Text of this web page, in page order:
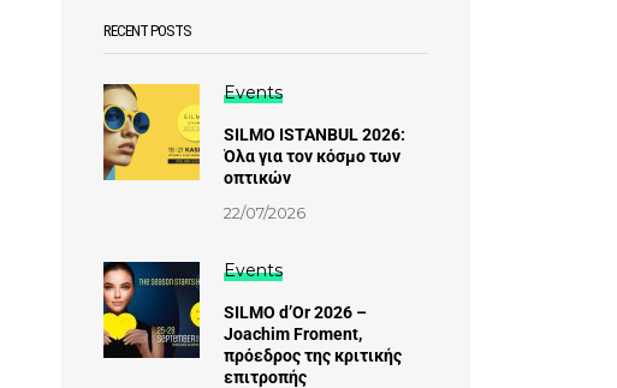
RECENT POSTS
Events
SILMO ISTANBUL 2026:
Όλα για τον κόσμο των
οπτικών
22/07/2026
Events
SILMO d’Or 2026 –
Joachim Froment,
πρόεδρος της κριτικής
επιτροπής